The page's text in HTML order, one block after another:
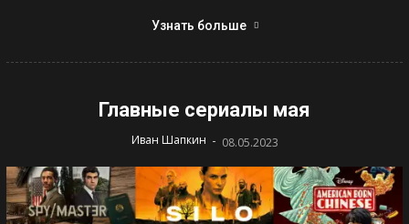
Узнать больше
Главные сериалы мая
Иван Шапкин - 08.05.2023